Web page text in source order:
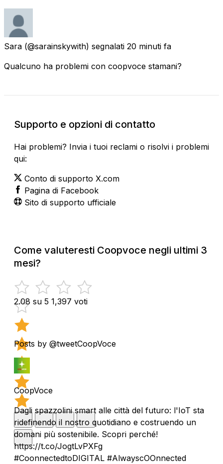
Sara (@sarainskywith) segnalati 20 minuti fa
Qualcuno ha problemi con coopvoce stamani?
Supporto e opzioni di contatto
Hai problemi? Invia i tuoi reclami o risolvi i problemi
qui:
Conto di supporto X.com
Pagina di Facebook
Sito di supporto ufficiale
Come valuteresti Coopvoce negli ultimi 3
mesi?
2.08 su 5 1,397 voti
Posts by @tweetCoopVoce
CoopVoce
Dagli spazzolini smart alle città del futuro: l'IoT sta
ridefinendo il nostro quotidiano e costruendo un
domani più sostenibile. Scopri perché!
https://t.co/JogtLvPXFg
#CoonnectedtoDIGITAL #AlwayscOOnnected